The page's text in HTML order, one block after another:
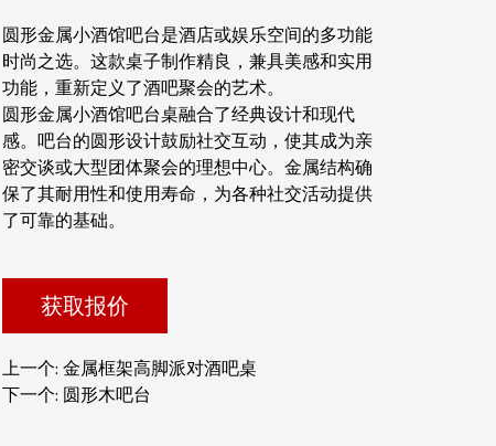
圆形金属小酒馆吧台是酒店或娱乐空间的多功能
时尚之选。这款桌子制作精良，兼具美感和实用
功能，重新定义了酒吧聚会的艺术。
圆形金属小酒馆吧台桌融合了经典设计和现代
感。吧台的圆形设计鼓励社交互动，使其成为亲
密交谈或大型团体聚会的理想中心。金属结构确
保了其耐用性和使用寿命，为各种社交活动提供
了可靠的基础。
获取报价
上一个: 金属框架高脚派对酒吧桌
下一个: 圆形木吧台